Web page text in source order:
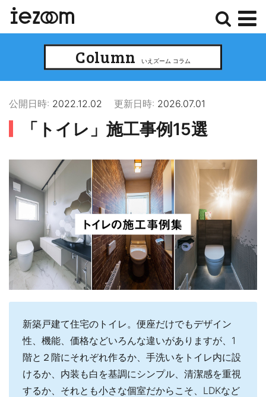
ュ
Column いえズーム コラム
公開日時: 2022.12.02 更新日時: 2026.07.01
「トイレ」施工事例15選
新築戸建て住宅のトイレ。便座だけでもデザイン
性、機能、価格などいろんな違いがありますが、1
階と２階にそれぞれ作るか、手洗いをトイレ内に設
けるか、内装も白を基調にシンプル、清潔感を重視
するか、それとも小さな個室だからこそ、LDKなど